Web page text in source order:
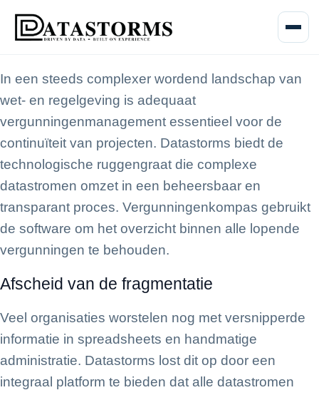
Menu
In een steeds complexer wordend landschap van
wet- en regelgeving is adequaat
vergunningenmanagement essentieel voor de
continuïteit van projecten. Datastorms biedt de
technologische ruggengraat die complexe
datastromen omzet in een beheersbaar en
transparant proces. Vergunningenkompas gebruikt
de software om het overzicht binnen alle lopende
vergunningen te behouden.
Afscheid van de fragmentatie
Veel organisaties worstelen nog met versnipperde
informatie in spreadsheets en handmatige
administratie. Datastorms lost dit op door een
integraal platform te bieden dat alle datastromen